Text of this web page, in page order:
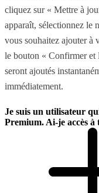
cliquez sur « Mettre à
apparaît, sélectionnez le
vous souhaitez ajouter à
le bouton « Confirmer et
seront ajoutés
immédiatement.
Je suis un utilisateur
Premium. Ai-je accès à